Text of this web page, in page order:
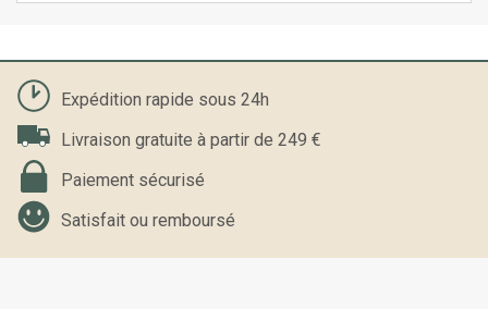
Expédition rapide sous 24h
Livraison gratuite à partir de 249 €
Paiement sécurisé
Satisfait ou remboursé